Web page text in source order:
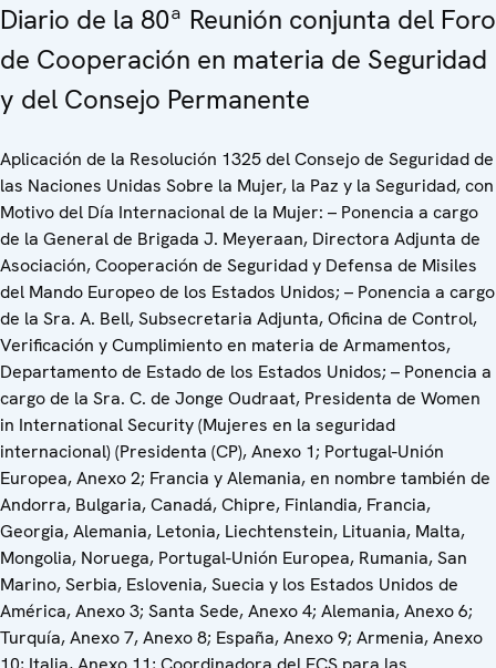
Diario de la 80ª Reunión conjunta del Foro
de Cooperación en materia de Seguridad
y del Consejo Permanente
Aplicación de la Resolución 1325 del Consejo de Seguridad de
las Naciones Unidas Sobre la Mujer, la Paz y la Seguridad, con
Motivo del Día Internacional de la Mujer: – Ponencia a cargo
de la General de Brigada J. Meyeraan, Directora Adjunta de
Asociación, Cooperación de Seguridad y Defensa de Misiles
del Mando Europeo de los Estados Unidos; – Ponencia a cargo
de la Sra. A. Bell, Subsecretaria Adjunta, Oficina de Control,
Verificación y Cumplimiento en materia de Armamentos,
Departamento de Estado de los Estados Unidos; – Ponencia a
cargo de la Sra. C. de Jonge Oudraat, Presidenta de Women
in International Security (Mujeres en la seguridad
internacional) (Presidenta (CP), Anexo 1; Portugal-Unión
Europea, Anexo 2; Francia y Alemania, en nombre también de
Andorra, Bulgaria, Canadá, Chipre, Finlandia, Francia,
Georgia, Alemania, Letonia, Liechtenstein, Lituania, Malta,
Mongolia, Noruega, Portugal-Unión Europea, Rumania, San
Marino, Serbia, Eslovenia, Suecia y los Estados Unidos de
América, Anexo 3; Santa Sede, Anexo 4; Alemania, Anexo 6;
Turquía, Anexo 7, Anexo 8; España, Anexo 9; Armenia, Anexo